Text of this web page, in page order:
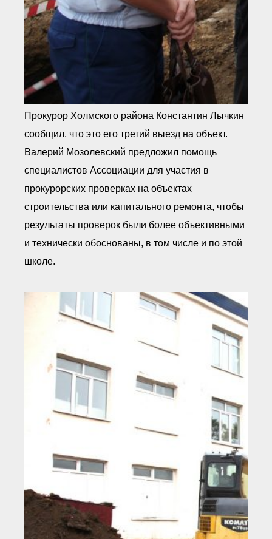
Прокурор Холмского района Константин Лычкин
сообщил, что это его третий выезд на объект.
Валерий Мозолевский предложил помощь
специалистов Ассоциации для участия в
прокурорских проверках на объектах
строительства или капитального ремонта, чтобы
результаты проверок были более объективными
и технически обоснованы, в том числе и по этой
школе.